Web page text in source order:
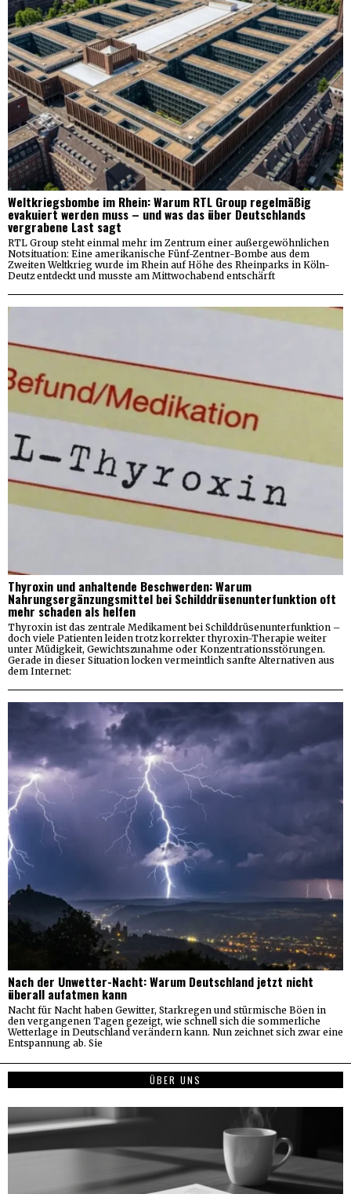
Weltkriegsbombe im Rhein: Warum RTL Group regelmäßig
evakuiert werden muss – und was das über Deutschlands
vergrabene Last sagt
RTL Group steht einmal mehr im Zentrum einer außergewöhnlichen
Notsituation: Eine amerikanische Fünf-Zentner-Bombe aus dem
Zweiten Weltkrieg wurde im Rhein auf Höhe des Rheinparks in Köln-
Deutz entdeckt und musste am Mittwochabend entschärft
Thyroxin und anhaltende Beschwerden: Warum
Nahrungsergänzungsmittel bei Schilddrüsenunterfunktion oft
mehr schaden als helfen
Thyroxin ist das zentrale Medikament bei Schilddrüsenunterfunktion –
doch viele Patienten leiden trotz korrekter thyroxin-Therapie weiter
unter Müdigkeit, Gewichtszunahme oder Konzentrationsstörungen.
Gerade in dieser Situation locken vermeintlich sanfte Alternativen aus
dem Internet:
Nach der Unwetter-Nacht: Warum Deutschland jetzt nicht
überall aufatmen kann
Nacht für Nacht haben Gewitter, Starkregen und stürmische Böen in
den vergangenen Tagen gezeigt, wie schnell sich die sommerliche
Wetterlage in Deutschland verändern kann. Nun zeichnet sich zwar eine
Entspannung ab. Sie
ÜBER UNS